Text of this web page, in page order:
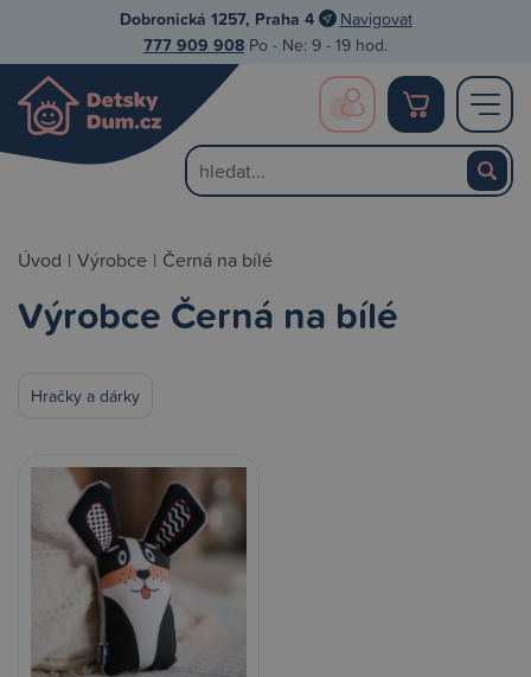
Dobronická 1257, Praha 4 Navigovat
777 909 908 Po - Ne: 9 - 19 hod.
Úvod | Výrobce | Černá na bílé
Výrobce Černá na bílé
Hračky a dárky